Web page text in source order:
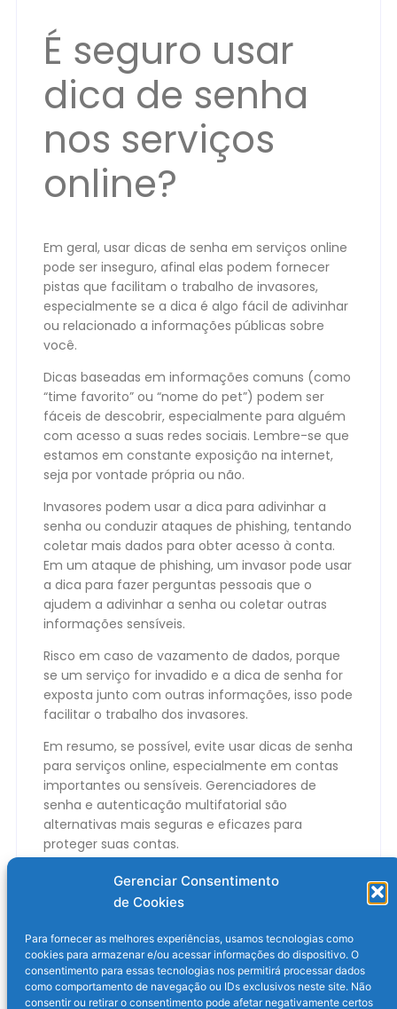
Gerenciar Consentimento
de Cookies
Para fornecer as melhores experiências, usamos tecnologias como
cookies para armazenar e/ou acessar informações do dispositivo. O
consentimento para essas tecnologias nos permitirá processar dados
como comportamento de navegação ou IDs exclusivos neste site. Não
consentir ou retirar o consentimento pode afetar negativamente certos
É seguro usar
dica de senha
nos serviços
online?
Em geral, usar dicas de senha em serviços online
pode ser inseguro, afinal elas podem fornecer
pistas que facilitam o trabalho de invasores,
especialmente se a dica é algo fácil de adivinhar
ou relacionado a informações públicas sobre
você.
Dicas baseadas em informações comuns (como
“time favorito” ou “nome do pet”) podem ser
fáceis de descobrir, especialmente para alguém
com acesso a suas redes sociais. Lembre-se que
estamos em constante exposição na internet,
seja por vontade própria ou não.
Invasores podem usar a dica para adivinhar a
senha ou conduzir ataques de phishing, tentando
coletar mais dados para obter acesso à conta.
Em um ataque de phishing, um invasor pode usar
a dica para fazer perguntas pessoais que o
ajudem a adivinhar a senha ou coletar outras
informações sensíveis.
Risco em caso de vazamento de dados, porque
se um serviço for invadido e a dica de senha for
exposta junto com outras informações, isso pode
facilitar o trabalho dos invasores.
Em resumo, se possível, evite usar dicas de senha
para serviços online, especialmente em contas
importantes ou sensíveis. Gerenciadores de
senha e autenticação multifatorial são
alternativas mais seguras e eficazes para
proteger suas contas.
É seguro usar dica de senha nos serviços
apareceu primeiro em